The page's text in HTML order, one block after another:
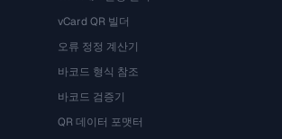
vCard QR 빌더
오류 정정 계산기
바코드 형식 참조
바코드 검증기
QR 데이터 포맷터